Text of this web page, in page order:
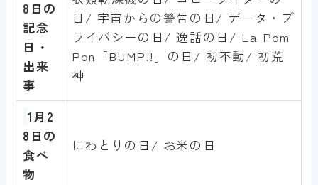
8日の
記念
日・
出来
事
日/ 宇宙からの警告の日/ データ・プ
ライバシーの日/ 逸話の日/ La Pom
Pon「BUMP!!」の日/ 初不動/ 初荒
神
1月 2
8 日の
食べ
物
にわとりの日/ お米の日